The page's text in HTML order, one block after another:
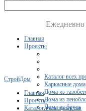
Ежедневно
Главная
Проекты
Каталог всех
Каркасные дома
Дома из
Дома из
Дома из бруса
СтройДом
Главная
Проекты
Каталог всех проектов